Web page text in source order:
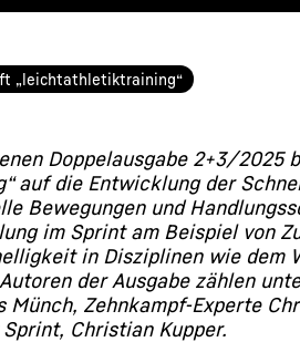
„leichtathletiktraining“
Doppelausgabe 2+3/2025
auf die Entwicklung der
Bewegungen und
im Sprint am Beispiel von
in Disziplinen wie dem
der Ausgabe zählen
Münch, Zehnkampf-Experte
Christian Kupper.